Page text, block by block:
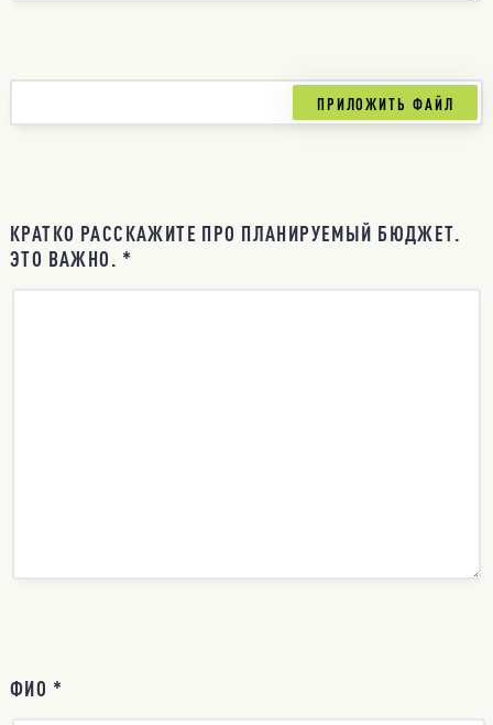
КРАТКО РАССКАЖИТЕ ПРО ПЛАНИРУЕМЫЙ БЮДЖЕТ.
ЭТО ВАЖНО. *
ФИО *